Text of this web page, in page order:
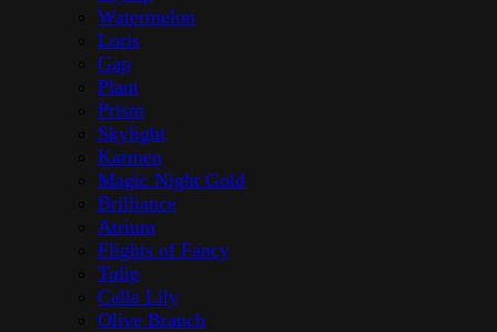
Watermelon
Loris
Gap
Plant
Prism
Skylight
Karmen
Magic Night Gold
Brilliance
Atrium
Flights of Fancy
Tulip
Calla Lily
Olive Branch